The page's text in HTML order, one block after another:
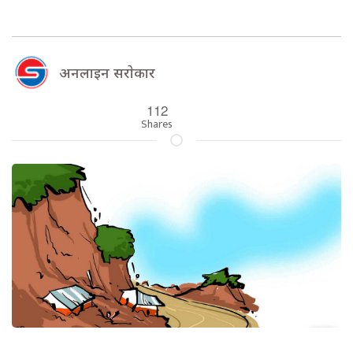
अनलाइन सराेकार
112
Shares